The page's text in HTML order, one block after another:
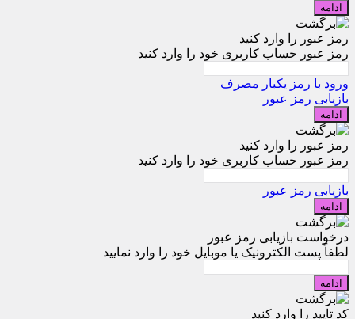
ادامه
رمز عبور را وارد کنید
رمز عبور حساب کاربری خود را وارد کنید
ورود با رمز یکبار مصرف
بازیابی رمز عبور
ادامه
رمز عبور را وارد کنید
رمز عبور حساب کاربری خود را وارد کنید
بازیابی رمز عبور
ادامه
درخواست بازیابی رمز عبور
لطفاً پست الکترونیک یا موبایل خود را وارد نمایید
ادامه
کد تایید را وارد کنید